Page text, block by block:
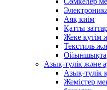
Аяқ киім
Қатты
Жеке күтім
Текстиль
Азық-түлік және
Азық-түлік
Жемістер